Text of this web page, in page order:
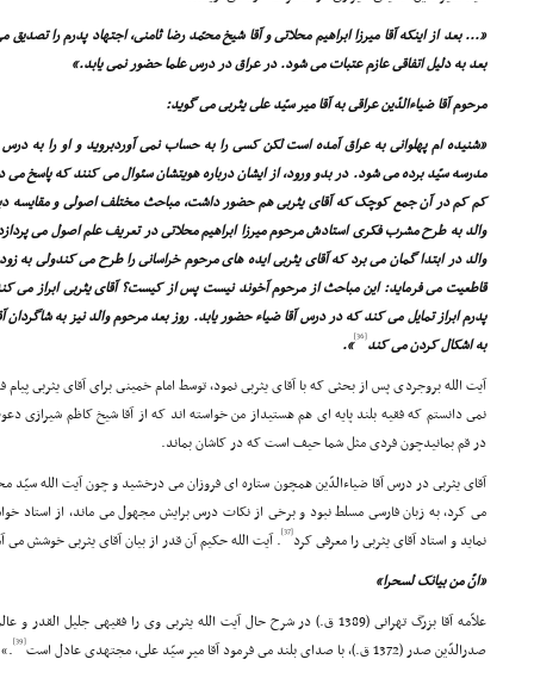
بعد به دلیل اتفاقى عازم عتبات مى شود. در عراق در درس علما حضور نمى یابد.»
مرحوم آقا ضیاءالدّین عراقى به آقا میر سیّد على یثربى مى گوید:
«شنیده ام پهلوانى به عراق آمده است لکن کسى را به حساب نمى آوردبروید و او را به
مدرسه سیّد برده مى شود. در بدو ورود، از ایشان درباره هویتشان سئوال مى کنند که پاسخ مى
کم کم در آن جمع کوچک که آقاى یثربى هم حضور داشت، مباحث مختلف اصولى و مقایسه
والد به طرح مشرب فکرى استادش مرحوم میرزا ابراهیم محلاتى در تعریف علم اصول مى
والد در ابتدا گمان مى برد که آقاى یثربى ایده هاى مرحوم خراسانى را طرح مى کندولى به
قاطعیت مى فرماید: این مباحث از مرحوم آخوند نیست پس از کیست؟ آقاى یثربى ابراز مى
پدرم ابراز تمایل مى کند که در درس آقا ضیاء حضور یابد. روز بعد مرحوم والد نیز به
به اشکال کردن مى کند[36]
».
آیت الله بروجردى پس از بحثى که با آقاى یثربى نمود، توسط امام خمینى براى آقاى یثربى
نمى دانستم که فقیه بلند پایه اى هم هستیداز من خواسته اند که از آقا شیخ کاظم شیرازى
در قم بمانیدچون فردى مثل شما حیف است که در کاشان بماند.
مى کرد، به زبان فارسى مسلط نبود و برخى از نکات درس برایش مجهول مى ماند، از استاد
نماید و استاد آقاى یثربى را معرفى کرد[37]
. آیت الله حکیم آن قدر از بیان آقاى یثربى خوشش
«انّ من بیانک لسحرا»
علاّمه آقا بزرگ تهرانى (1389 ق.) در شرح حال آیت الله یثربى وى را فقیهى جلیل القدر و عالمى بزرگوار معرفى مى کند
صدرالدّین صدر (1372 ق.)، با صداى بلند مى فرمود آقا میر سیّد على، مجتهدى عادل است
[39]
.»